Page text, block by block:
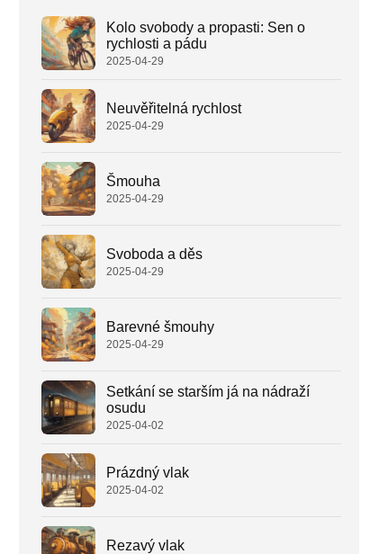
Kolo svobody a propasti: Sen o
rychlosti a pádu
2025-04-29
Neuvěřitelná rychlost
2025-04-29
Šmouha
2025-04-29
Svoboda a děs
2025-04-29
Barevné šmouhy
2025-04-29
Setkání se starším já na nádraží
osudu
2025-04-02
Prázdný vlak
2025-04-02
Rezavý vlak